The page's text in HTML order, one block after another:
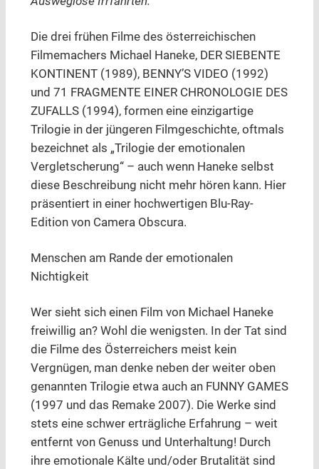
Die drei frühen Filme des österreichischen
Filmemachers Michael Haneke, DER SIEBENTE
KONTINENT (1989), BENNY’S VIDEO (1992)
und 71 FRAGMENTE EINER CHRONOLOGIE DES
ZUFALLS (1994), formen eine einzigartige
Trilogie in der jüngeren Filmgeschichte, oftmals
bezeichnet als „Trilogie der emotionalen
Vergletscherung“ – auch wenn Haneke selbst
diese Beschreibung nicht mehr hören kann. Hier
präsentiert in einer hochwertigen Blu-Ray-
Edition von Camera Obscura.
Menschen am Rande der emotionalen
Nichtigkeit
Wer sieht sich einen Film von Michael Haneke
freiwillig an? Wohl die wenigsten. In der Tat sind
die Filme des Österreichers meist kein
Vergnügen, man denke neben der weiter oben
genannten Trilogie etwa auch an FUNNY GAMES
(1997 und das Remake 2007). Die Werke sind
stets eine schwer erträgliche Erfahrung – weit
entfernt von Genuss und Unterhaltung! Durch
ihre emotionale Kälte und/oder Brutalität sind